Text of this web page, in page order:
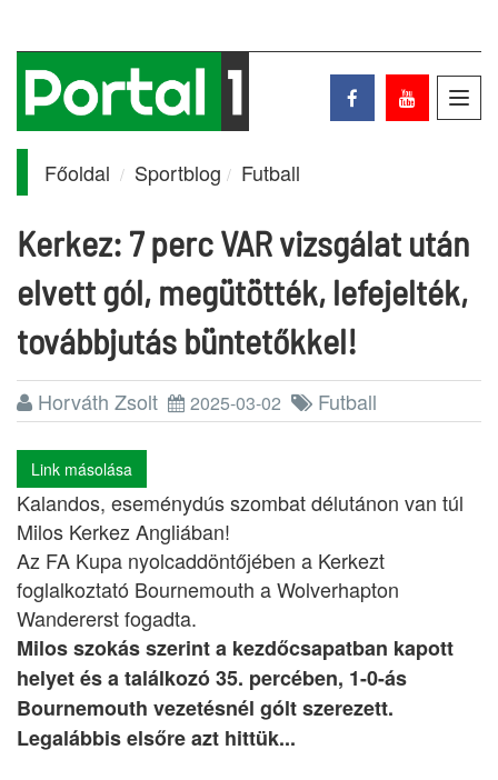
Főoldal Sportblog Futball
Kerkez: 7 perc VAR vizsgálat után
elvett gól, megütötték, lefejelték,
továbbjutás büntetőkkel!
Horváth Zsolt 2025-03-02 Futball
Link másolása
Kalandos, eseménydús szombat délutánon van túl
Milos Kerkez Angliában!
Az FA Kupa nyolcaddöntőjében a Kerkezt
foglalkoztató Bournemouth a Wolverhapton
Wandererst fogadta.
Milos szokás szerint a kezdőcsapatban kapott
helyet és a találkozó 35. percében, 1-0-ás
Bournemouth vezetésnél gólt szerezett.
Legalábbis elsőre azt hittük...